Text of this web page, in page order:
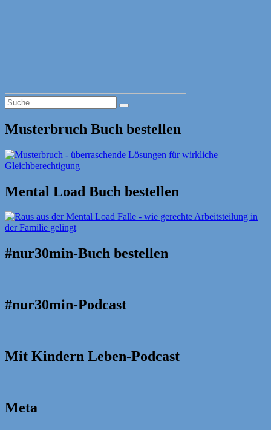
Suche
nach:
Suche
Musterbruch Buch bestellen
Mental Load Buch bestellen
#nur30min-Buch bestellen
#nur30min-Podcast
Mit Kindern Leben-Podcast
Meta